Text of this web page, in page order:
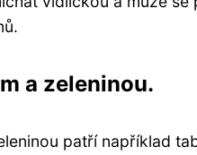
a zeleninou.
patří například